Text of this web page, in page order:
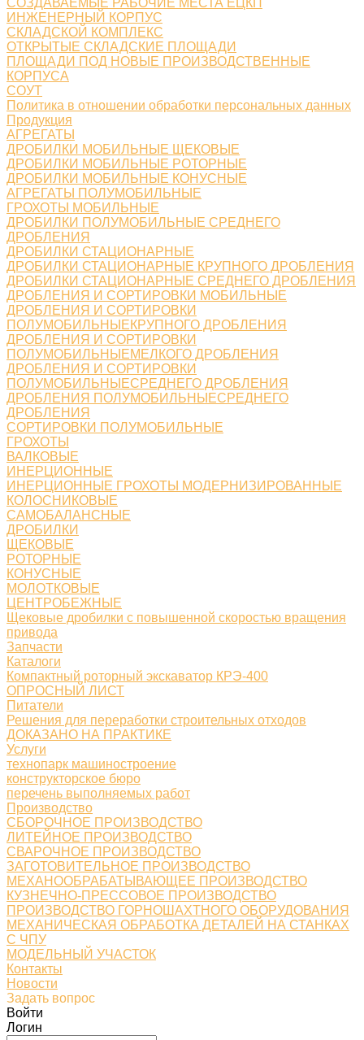
СОЗДАВАЕМЫЕ РАБОЧИЕ МЕСТА ЕЦКП
ИНЖЕНЕРНЫЙ КОРПУС
СКЛАДСКОЙ КОМПЛЕКС
ОТКРЫТЫЕ СКЛАДСКИЕ ПЛОЩАДИ
ПЛОЩАДИ ПОД НОВЫЕ ПРОИЗВОДСТВЕННЫЕ
КОРПУСА
СОУТ
Политика в отношении обработки персональных данных
Продукция
АГРЕГАТЫ
ДРОБИЛКИ МОБИЛЬНЫЕ ЩЕКОВЫЕ
ДРОБИЛКИ МОБИЛЬНЫЕ РОТОРНЫЕ
ДРОБИЛКИ МОБИЛЬНЫЕ КОНУСНЫЕ
АГРЕГАТЫ ПОЛУМОБИЛЬНЫЕ
ГРОХОТЫ МОБИЛЬНЫЕ
ДРОБИЛКИ ПОЛУМОБИЛЬНЫЕ СРЕДНЕГО
ДРОБЛЕНИЯ
ДРОБИЛКИ СТАЦИОНАРНЫЕ
ДРОБИЛКИ СТАЦИОНАРНЫЕ КРУПНОГО ДРОБЛЕНИЯ
ДРОБИЛКИ СТАЦИОНАРНЫЕ СРЕДНЕГО ДРОБЛЕНИЯ
ДРОБЛЕНИЯ И СОРТИРОВКИ МОБИЛЬНЫЕ
ДРОБЛЕНИЯ И СОРТИРОВКИ
ПОЛУМОБИЛЬНЫЕКРУПНОГО ДРОБЛЕНИЯ
ДРОБЛЕНИЯ И СОРТИРОВКИ
ПОЛУМОБИЛЬНЫЕМЕЛКОГО ДРОБЛЕНИЯ
ДРОБЛЕНИЯ И СОРТИРОВКИ
ПОЛУМОБИЛЬНЫЕСРЕДНЕГО ДРОБЛЕНИЯ
ДРОБЛЕНИЯ ПОЛУМОБИЛЬНЫЕСРЕДНЕГО
ДРОБЛЕНИЯ
СОРТИРОВКИ ПОЛУМОБИЛЬНЫЕ
ГРОХОТЫ
ВАЛКОВЫЕ
ИНЕРЦИОННЫЕ
ИНЕРЦИОННЫЕ ГРОХОТЫ МОДЕРНИЗИРОВАННЫЕ
КОЛОСНИКОВЫЕ
САМОБАЛАНСНЫЕ
ДРОБИЛКИ
ЩЕКОВЫЕ
РОТОРНЫЕ
КОНУСНЫЕ
МОЛОТКОВЫЕ
ЦЕНТРОБЕЖНЫЕ
Щековые дробилки с повышенной скоростью вращения
привода
Запчасти
Каталоги
Компактный роторный экскаватор КРЭ-400
ОПРОСНЫЙ ЛИСТ
Питатели
Решения для переработки строительных отходов
ДОКАЗАНО НА ПРАКТИКЕ
Услуги
технопарк машиностроение
конструкторское бюро
перечень выполняемых работ
Производство
СБОРОЧНОЕ ПРОИЗВОДСТВО
ЛИТЕЙНОЕ ПРОИЗВОДСТВО
СВАРОЧНОЕ ПРОИЗВОДСТВО
ЗАГОТОВИТЕЛЬНОЕ ПРОИЗВОДСТВО
МЕХАНООБРАБАТЫВАЮЩЕЕ ПРОИЗВОДСТВО
КУЗНЕЧНО-ПРЕССОВОЕ ПРОИЗВОДСТВО
ПРОИЗВОДСТВО ГОРНОШАХТНОГО ОБОРУДОВАНИЯ
МЕХАНИЧЕСКАЯ ОБРАБОТКА ДЕТАЛЕЙ НА СТАНКАХ
С ЧПУ
МОДЕЛЬНЫЙ УЧАСТОК
Контакты
Новости
Задать вопрос
Войти
Логин